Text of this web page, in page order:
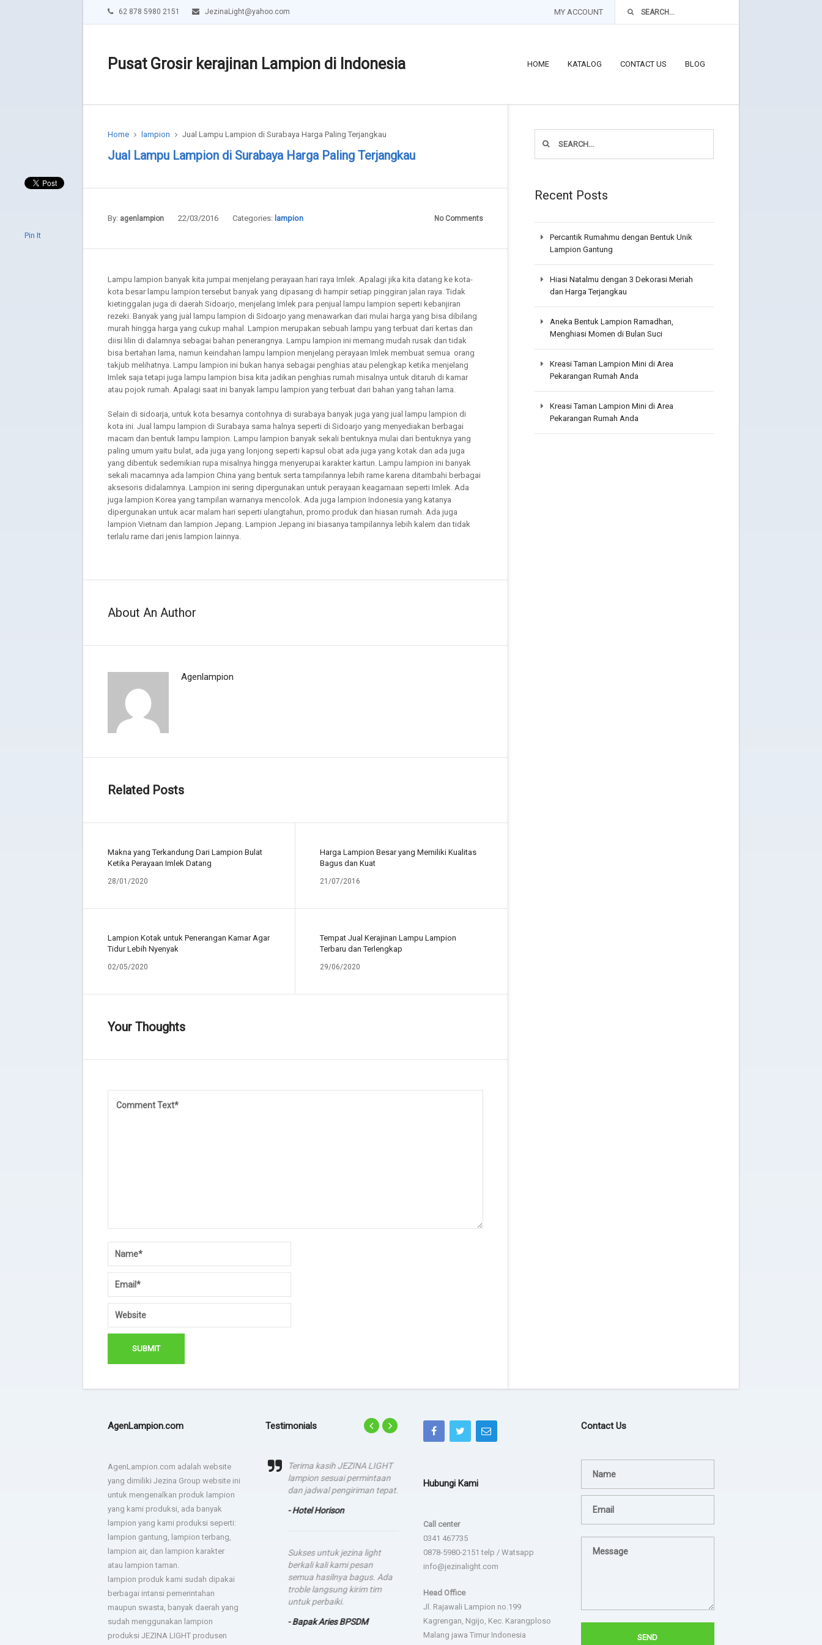
62 878 5980 2151 JezinaLight@yahoo.com MY ACCOUNT
Pusat Grosir kerajinan Lampion di Indonesia HOME KATALOG CONTACT US BLOG
Home lampion Jual Lampu Lampion di Surabaya Harga Paling Terjangkau
Jual Lampu Lampion di Surabaya Harga Paling Terjangkau
By: agenlampion 22/03/2016 Categories: lampion No Comments
Lampu lampion banyak kita jumpai menjelang perayaan hari raya Imlek. Apalagi jika kita datang ke kota-
kota besar lampu lampion tersebut banyak yang dipasang di hampir setiap pinggiran jalan raya. Tidak
kietinggalan juga di daerah Sidoarjo, menjelang Imlek para penjual lampu lampion seperti kebanjiran
rezeki. Banyak yang jual lampu lampion di Sidoarjo yang menawarkan dari mulai harga yang bisa dibilang
murah hingga harga yang cukup mahal. Lampion merupakan sebuah lampu yang terbuat dari kertas dan
diisi lilin di dalamnya sebagai bahan penerangnya. Lampu lampion ini memang mudah rusak dan tidak
bisa bertahan lama, namun keindahan lampu lampion menjelang perayaan Imlek membuat semua orang
takjub melihatnya. Lampu lampion ini bukan hanya sebagai penghias atau pelengkap ketika menjelang
Imlek saja tetapi juga lampu lampion bisa kita jadikan penghias rumah misalnya untuk ditaruh di kamar
atau pojok rumah. Apalagi saat ini banyak lampu lampion yang terbuat dari bahan yang tahan lama.
Selain di sidoarja, untuk kota besarnya contohnya di surabaya banyak juga yang jual lampu lampion di
kota ini. Jual lampu lampion di Surabaya sama halnya seperti di Sidoarjo yang menyediakan berbagai
macam dan bentuk lampu lampion. Lampu lampion banyak sekali bentuknya mulai dari bentuknya yang
paling umum yaitu bulat, ada juga yang lonjong seperti kapsul obat ada juga yang kotak dan ada juga
yang dibentuk sedemikian rupa misalnya hingga menyerupai karakter kartun. Lampu lampion ini banyak
sekali macamnya ada lampion China yang bentuk serta tampilannya lebih rame karena ditambahi berbagai
aksesoris didalamnya. Lampion ini sering dipergunakan untuk perayaan keagamaan seperti Imlek. Ada
juga lampion Korea yang tampilan warnanya mencolok. Ada juga lampion Indonesia yang katanya
dipergunakan untuk acar malam hari seperti ulangtahun, promo produk dan hiasan rumah. Ada juga
lampion Vietnam dan lampion Jepang. Lampion Jepang ini biasanya tampilannya lebih kalem dan tidak
terlalu rame dari jenis lampion lainnya.
Pin It
About An Author
Agenlampion
Related Posts
Makna yang Terkandung Dari Lampion Bulat
Ketika Perayaan Imlek Datang
28/01/2020
Harga Lampion Besar yang Memiliki Kualitas
Bagus dan Kuat
21/07/2016
Lampion Kotak untuk Penerangan Kamar Agar
Tidur Lebih Nyenyak
02/05/2020
Tempat Jual Kerajinan Lampu Lampion
Terbaru dan Terlengkap
29/06/2020
Your Thoughts
Recent Posts
Percantik Rumahmu dengan Bentuk Unik
Lampion Gantung
Hiasi Natalmu dengan 3 Dekorasi Meriah
dan Harga Terjangkau
Aneka Bentuk Lampion Ramadhan,
Menghiasi Momen di Bulan Suci
Kreasi Taman Lampion Mini di Area
Pekarangan Rumah Anda
Kreasi Taman Lampion Mini di Area
Pekarangan Rumah Anda
AgenLampion.com
AgenLampion.com adalah website
yang dimiliki Jezina Group website ini
untuk mengenalkan produk lampion
yang kami produksi, ada banyak
lampion yang kami produksi seperti:
lampion gantung, lampion terbang,
lampion air, dan lampion karakter
atau lampion taman.
lampion produk kami sudah dipakai
berbagai intansi pemerintahan
maupun swasta, banyak daerah yang
sudah menggunakan lampion
produksi JEZINA LIGHT produsen
Testimonials
Terima kasih JEZINA LIGHT
lampion sesuai permintaan
dan jadwal pengiriman tepat.
Sukses untuk jezina light
semua hasilnya bagus. Ada
troble langsung kirim tim
agadsga weg aerg rag
- dsgfad
Terima kasih JEZINA LIGHT
lampion sesuai permintaan
dan jadwal pengiriman tepat.
- Hotel Horison
Sukses untuk jezina light
berkali kali kami pesan
semua hasilnya bagus. Ada
troble langsung kirim tim
untuk perbaiki.
- Bapak Aries BPSDM
- dsgfad
lampion sesuai permintaan
dan jadwal pengiriman tepat.
- Hotel Horison
Sukses untuk jezina light
- Bapak Aries BPSDM
Hubungi Kami
Call center
0341 467735
0878-5980-2151 telp / Watsapp
info@jezinalight.com
Head Office
Jl. Rajawali Lampion no.199
Kagrengan, Ngijo, Kec. Karangploso
Malang jawa Timur Indonesia
Contact Us